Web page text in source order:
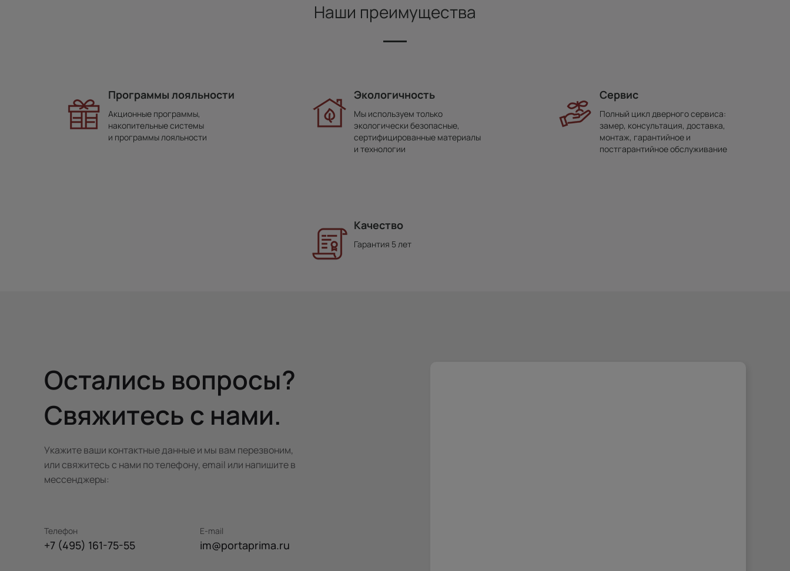
Наши преимущества
Программы лояльности
Акционные программы,
накопительные системы
и программы лояльности
Экологичность
Мы используем только
экологически безопасные,
сертифицированные материалы
и технологии
Сервис
Полный цикл дверного сервиса:
замер, консультация, доставка,
монтаж, гарантийное и
постгарантийное обслуживание
Качество
Гарантия 5 лет
Остались вопросы?
Свяжитесь с нами.
Укажите ваши контактные данные и мы вам перезвоним,
или свяжитесь с нами по телефону, email или напишите в
мессенджеры:
Телефон
+7 (495) 161-75-55
E-mail
im@portaprima.ru